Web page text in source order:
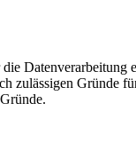
Datenverarbeitung
zulässigen Gründe